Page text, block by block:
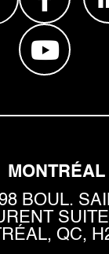
MONTRÉAL
BOUL.
SUITE
QC,